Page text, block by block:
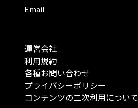
Email:
運営会社
利用規約
各種お問い合わせ
プライバシーポリシー
コンテンツの二次利用について